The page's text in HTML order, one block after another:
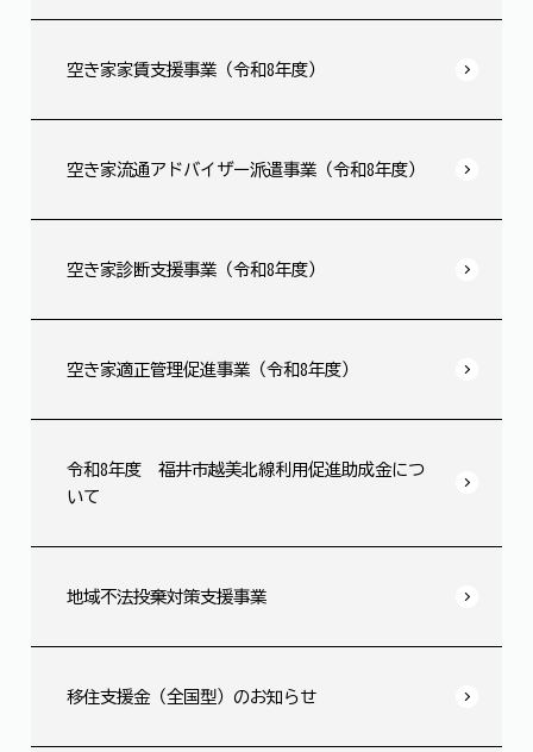
空き家家賃支援事業（令和8年度）
空き家流通アドバイザー派遣事業（令和8年度）
空き家診断支援事業（令和8年度）
空き家適正管理促進事業（令和8年度）
令和8年度 福井市越美北線利用促進助成金につ
いて
地域不法投棄対策支援事業
移住支援金（全国型）のお知らせ